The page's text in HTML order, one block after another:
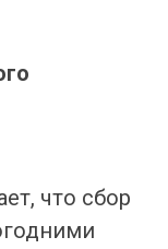
что сбор